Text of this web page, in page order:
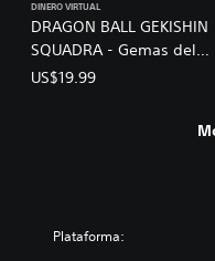
DRAGON BALL GEKISHIN
SQUADRA - Gemas del
dragón C
DINERO VIRTUAL
US$19.99
Plataforma: